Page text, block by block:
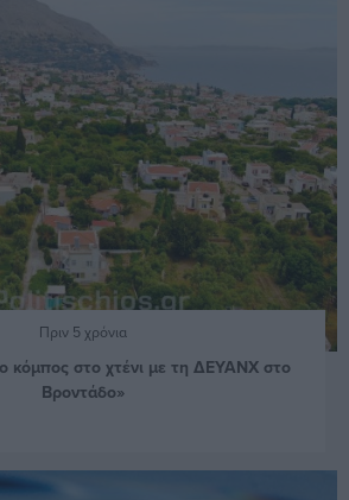
Πριν 5 χρόνια
κόμπος στο χτένι με τη ΔΕΥΑΝΧ στο
Βροντάδο»